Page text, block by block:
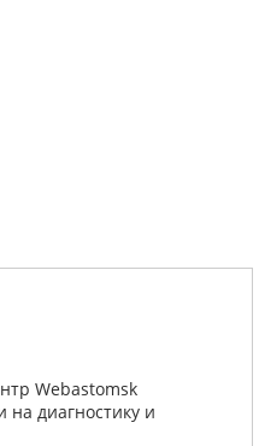
Webastomsk
на диагностику и